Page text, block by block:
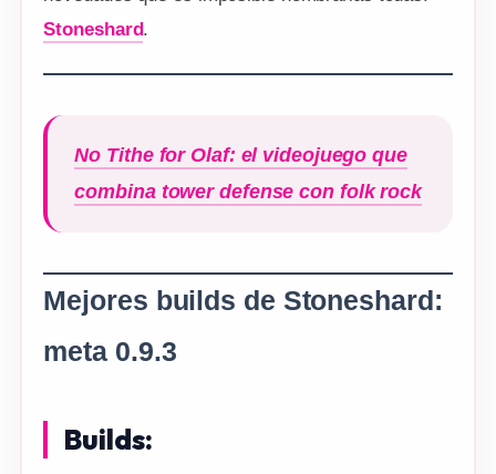
Stoneshard.
No Tithe for Olaf: el videojuego que
combina tower defense con folk rock
Mejores builds de Stoneshard:
meta 0.9.3
Builds: